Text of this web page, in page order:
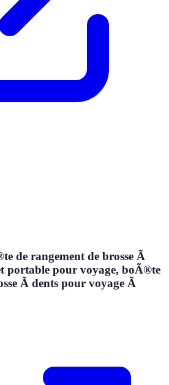
de rangement de brosse Ã
portable pour voyage, boÃ®te
Ã dents pour voyage Ã